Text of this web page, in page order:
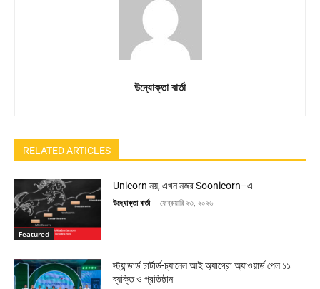
উদ্যোক্তা বার্তা
RELATED ARTICLES
Featured
Unicorn নয়, এখন নজর Soonicorn–এ
উদ্যোক্তা বার্তা - ফেব্রুয়ারি ২৩, ২০২৬
স্ট্যান্ডার্ড চার্টার্ড-চ্যানেল আই অ্যাগ্রো অ্যাওয়ার্ড পেল ১১
ব্যক্তি ও প্রতিষ্ঠান